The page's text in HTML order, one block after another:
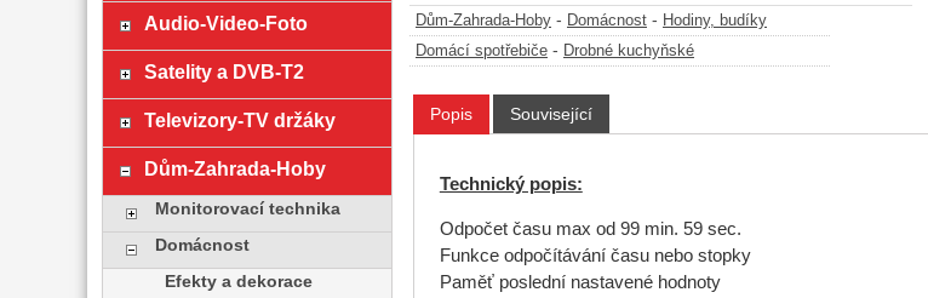
Dům-Zahrada-Hoby - Domácnost - Hodiny, budíky
Domácí spotřebiče - Drobné kuchyňské
Popis Související
Technický popis:
Odpočet času max od 99 min. 59 sec.
Funkce odpočítávání času nebo stopky
Paměť poslední nastavené hodnoty
Audio-Video-Foto
Satelity a DVB-T2
Televizory-TV držáky
Dům-Zahrada-Hoby
Monitorovací technika
Domácnost
Efekty a dekorace